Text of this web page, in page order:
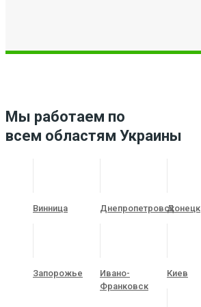
Мы работаем по
всем областям Украины
Винница ДнепропетровскДонецк
Запорожье
Ивано-
Франковск
Киев